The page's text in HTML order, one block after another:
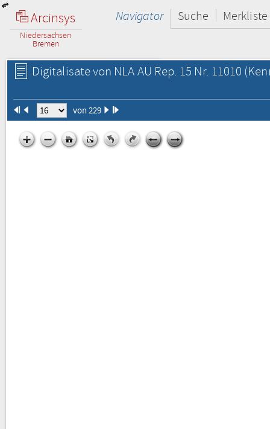
Arcinsys
Niedersachsen
Bremen
Navigator Suche Merkliste
Digitalisate von NLA AU Rep. 15 Nr. 11010
von 229